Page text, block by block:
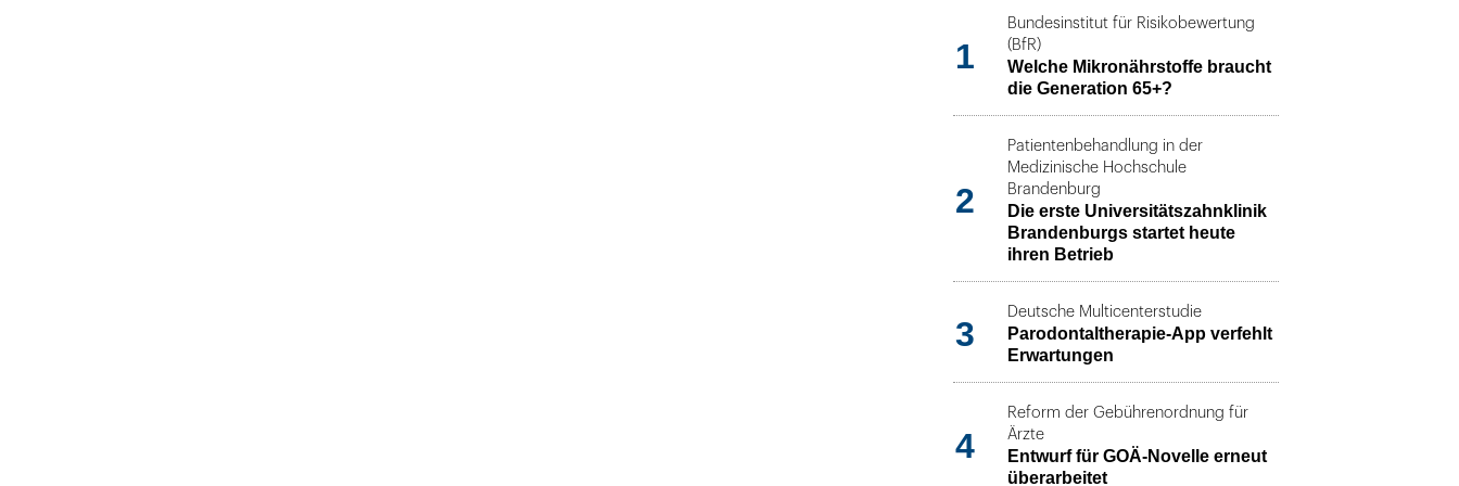
1
Bundesinstitut für Risikobewertung
(BfR)
Welche Mikronährstoffe braucht
die Generation 65+?
2
Patientenbehandlung in der
Medizinische Hochschule
Brandenburg
Die erste Universitätszahnklinik
Brandenburgs startet heute
ihren Betrieb
3
Deutsche Multicenterstudie
Parodontaltherapie-App verfehlt
Erwartungen
4
Reform der Gebührenordnung für
Ärzte
Entwurf für GOÄ-Novelle erneut
überarbeitet